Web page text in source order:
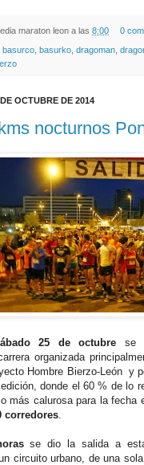
maraton leon a las 8:00 0
basurco basurko dragoman
OCTUBRE DE 2014
nocturnos
25 de octubre se
organizada
Hombre Bierzo-León y
donde el 60 % de lo
más calurosa para la fecha
corredores
se dio la salida a esta
circuito urbano, de una